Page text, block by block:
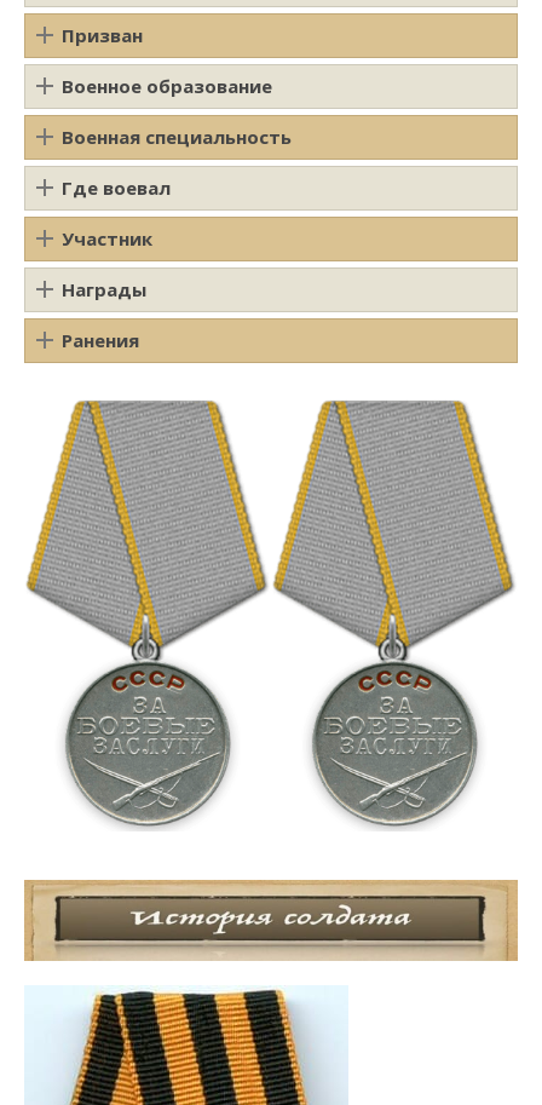
Призван
Военное образование
Военная специальность
Где воевал
Участник
Награды
Ранения